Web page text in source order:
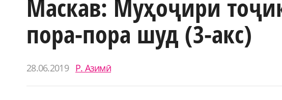
Маскав: Муҳоҷири
пора-пора шуд (3-акс)
28.06.2019 Р. Азимӣ